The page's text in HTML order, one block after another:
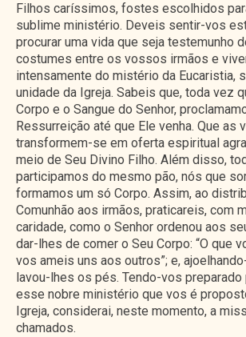
Filhos caríssimos, fostes escolhidos
sublime ministério. Deveis sentir-vos
procurar uma vida que seja testemunho
costumes entre os vossos irmãos e
intensamente do mistério da Eucaristia,
unidade da Igreja. Sabeis que, toda vez
Corpo e o Sangue do Senhor,
Ressurreição até que Ele venha. Que as
transformem-se em oferta espiritual
meio de Seu Divino Filho. Além disso,
participamos do mesmo pão, nós que
formamos um só Corpo. Assim, ao
Comunhão aos irmãos, praticareis, com
caridade, como o Senhor ordenou aos
dar-lhes de comer o Seu Corpo: “O que
vos ameis uns aos outros”; e,
lavou-lhes os pés. Tendo-vos preparado
esse nobre ministério que vos é
Igreja, considerai, neste momento, a
chamados.